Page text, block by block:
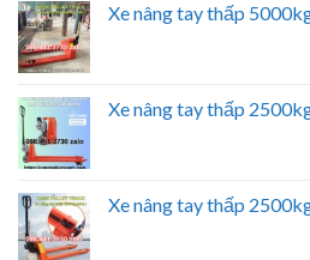
Xe nâng tay thấp
Xe nâng tay thấp
Xe nâng tay thấp